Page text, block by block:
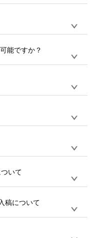
す。デザインツールから
済まで完了できます。
など、大口注文の場合
るエコバッグコンシェル
ルをご利用ください。製
多いほど、オンデマンド
で製作することが可能で
JPG / PNG / AI / PSD /
データの最大サイズ
ド可能です。使用できな
ます。（※ Illustratorか
していません。AIで保存
らアップロードして下さ
能ですか？
ます。30個以上のご製
ポートが担当するエコバ
電話やFAX、メールなど
の場合は、製作数量が
ポート担当が、デザイ
サー
。(※ 30個以下の場合
ご利用ください)
配送業者・伝票番号を
しますので、直接配送業
整をお願い致します。
引(最大50%)が適用され
】購入金額の1％が1ポ
、次回ご注文時に1ポイ
いただけます。ポイン
付与され、次回ご注文時
ポイントの有効期限は一
いて
ラー生地（Tシャツのホ
のナチュラル、ホワイト
稿について